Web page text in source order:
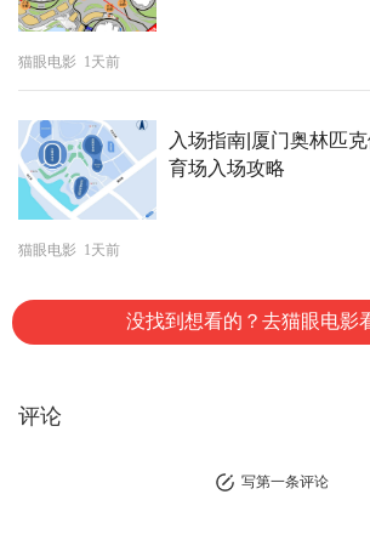
猫眼电影 1天前
入场指南|厦门奥林匹
育场入场攻略
猫眼电影 1天前
没找到想看的？去猫眼电影
评论
写第一条评论